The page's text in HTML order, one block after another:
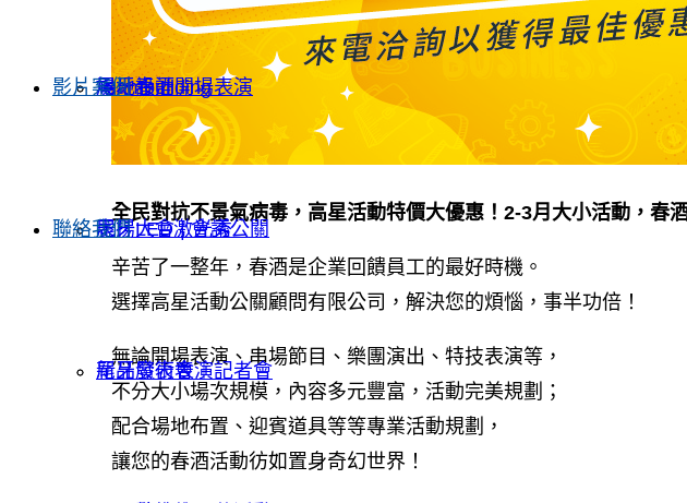
Teambuilding
表揚大會 | 會議公關
新品發表會｜記者會
尾牙春酒開場表演
尾牙LED激光秀
尾牙魔術表演
場地設計
影片案例
聯絡我們
全民對抗不景氣病毒，高星活動特價大優惠！2-3月大小活動，春
辛苦了一整年，春酒是企業回饋員工的最好時機。
選擇高星活動公關顧問有限公司，解決您的煩惱，事半功倍！
無論開場表演、串場節目、樂團演出、特技表演等，
不分大小場次規模，內容多元豐富，活動完美規劃；
配合場地布置、迎賓道具等等專業活動規劃，
讓您的春酒活動彷如置身奇幻世界！